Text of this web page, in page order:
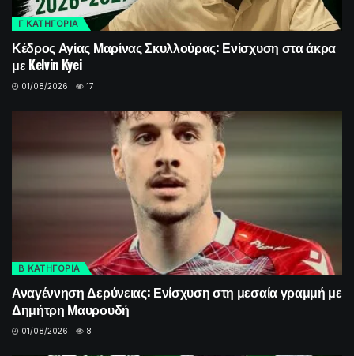
Γ ΚΑΤΗΓΟΡΙΑ
Κέδρος Αγίας Μαρίνας Σκυλλούρας: Ενίσχυση στα άκρα
με Kelvin Kyei
01/08/2026 17
Β ΚΑΤΗΓΟΡΙΑ
Αναγέννηση Δερύνειας: Ενίσχυση στη μεσαία γραμμή με
Δημήτρη Μαυρουδή
01/08/2026 8